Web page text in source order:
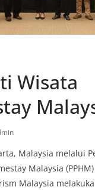
Wisata
Malaysia melalui
Malaysia
Malaysia